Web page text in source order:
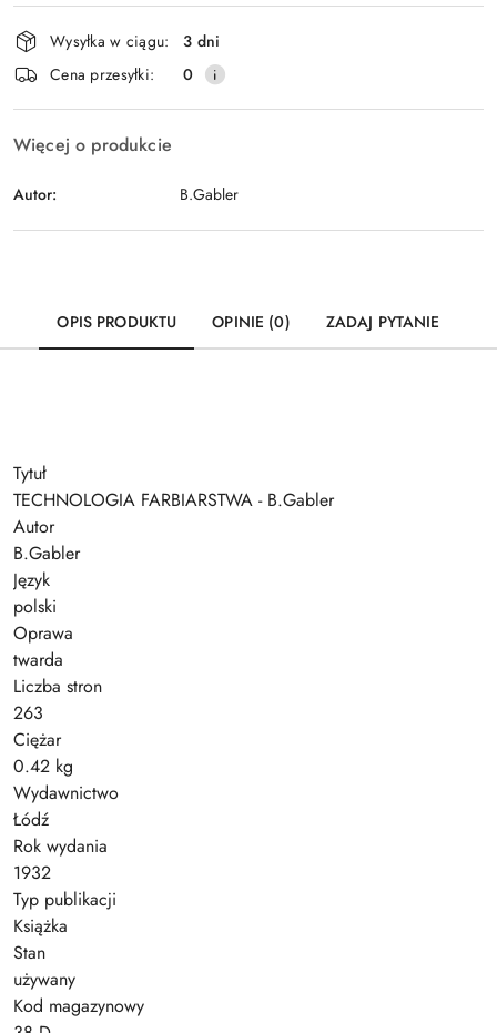
Wyślij
Dostępność
i
dostawa
Wysyłka w ciągu:
3 dni
Cena przesyłki:
0
Więcej o produkcie
Autor: B.Gabler
OPIS PRODUKTU OPINIE (0) ZADAJ PYTANIE
Tytuł
TECHNOLOGIA FARBIARSTWA - B.Gabler
Autor
B.Gabler
Język
polski
Oprawa
twarda
Liczba stron
263
Ciężar
0.42 kg
Wydawnictwo
Łódź
Rok wydania
1932
Typ publikacji
Książka
Stan
używany
Kod magazynowy